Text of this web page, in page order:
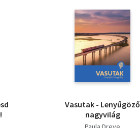
Vasutak - Lenyűgöző
nagyvilág